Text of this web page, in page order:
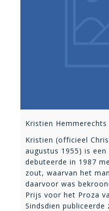
Kristien
Kristien (officieel
augustus 1955) is
debuteerde in 1987
zout, waarvan het
daarvoor was
Prijs voor het Proza
Sindsdien